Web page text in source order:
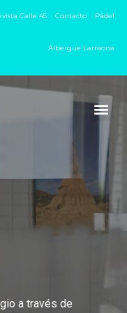
Calle 45 Contacto Pádel
Albergue Larraona
a través de